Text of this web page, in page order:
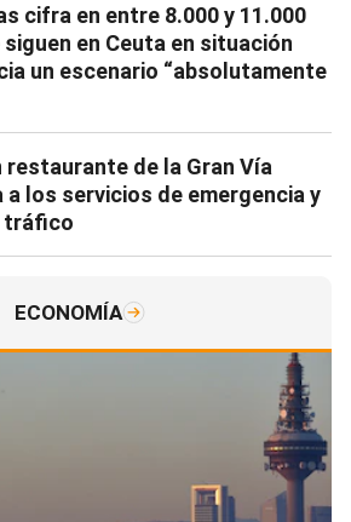
cifra en entre 8.000 y 11.000
en Ceuta en situación
un escenario “absolutamente
restaurante de la Gran Vía
los servicios de emergencia y
tráfico
ECONOMÍA